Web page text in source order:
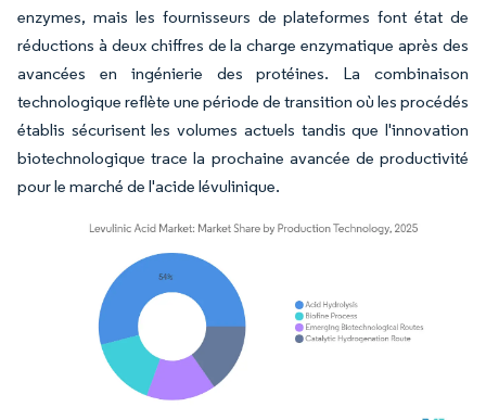
enzymes, mais les fournisseurs de plateformes font état de
réductions à deux chiffres de la charge enzymatique après des
avancées en ingénierie des protéines. La combinaison
technologique reflète une période de transition où les procédés
établis sécurisent les volumes actuels tandis que l'innovation
biotechnologique trace la prochaine avancée de productivité
pour le marché de l'acide lévulinique.